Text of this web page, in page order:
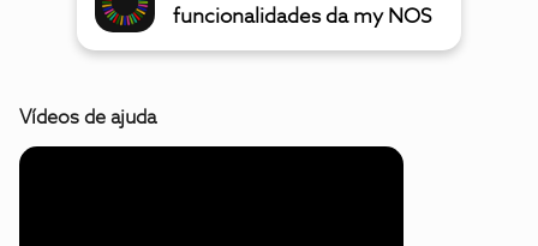
funcionalidades da my NOS
Vídeos de ajuda